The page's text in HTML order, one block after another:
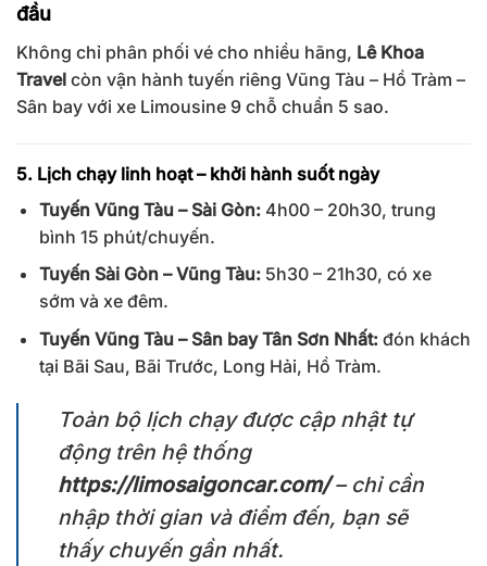
đầu
Không chỉ phân phối vé cho nhiều hãng, Lê Khoa
Travel còn vận hành tuyến riêng Vũng Tàu – Hồ Tràm –
Sân bay với xe Limousine 9 chỗ chuẩn 5 sao.
5. Lịch chạy linh hoạt – khởi hành suốt ngày
Tuyến Vũng Tàu – Sài Gòn:4h00 – 20h30, trung
bình 15 phút/chuyến.
Tuyến Sài Gòn – Vũng Tàu:5h30 – 21h30, có xe
sớm và xe đêm.
Tuyến Vũng Tàu – Sân bay Tân Sơn Nhất:đón khách
tại Bãi Sau, Bãi Trước, Long Hải, Hồ Tràm.
Toàn bộ lịch chạy được cập nhật tự
động trên hệ thống
https://limosaigoncar.com/– chỉ cần
nhập thời gian và điểm đến, bạn sẽ
thấy chuyến gần nhất.